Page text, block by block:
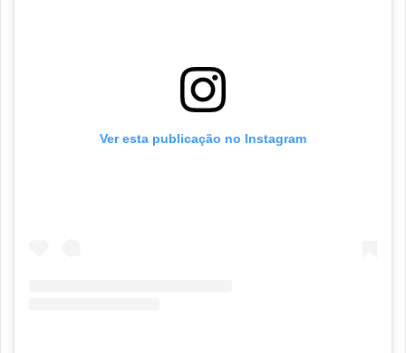
Ver esta publicação no Instagram